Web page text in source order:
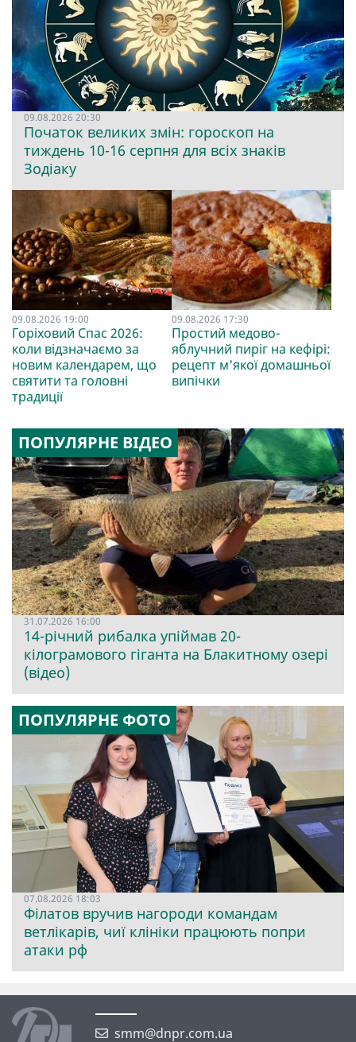
09.08.2026 20:30
Початок великих змін: гороскоп на
тиждень 10-16 серпня для всіх знаків
Зодіаку
09.08.2026 19:00
Горіховий Спас 2026:
коли відзначаємо за
новим календарем, що
святити та головні
традиції
09.08.2026 17:30
Простий медово-
яблучний пиріг на кефірі:
рецепт м'якої домашньої
випічки
ПОПУЛЯРНЕ ВІДЕО
31.07.2026 16:00
14-річний рибалка упіймав 20-
кілограмового гіганта на Блакитному озері
(відео)
ПОПУЛЯРНЕ ФОТО
07.08.2026 18:03
Філатов вручив нагороди командам
ветлікарів, чиї клініки працюють попри
атаки рф
smm@dnpr.com.ua